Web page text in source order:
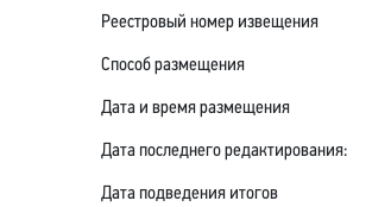
Реестровый номер извещения
Способ размещения
Дата и время размещения
Дата последнего редактирования:
Дата подведения итогов